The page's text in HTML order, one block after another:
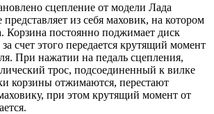
сцепление от модели Лада
из себя маховик, на котором
Корзина постоянно поджимает диск
счет этого передается крутящий момент
При нажатии на педаль сцепления,
трос, подсоединенный к вилке
корзины отжимаются, перестают
при этом крутящий момент от